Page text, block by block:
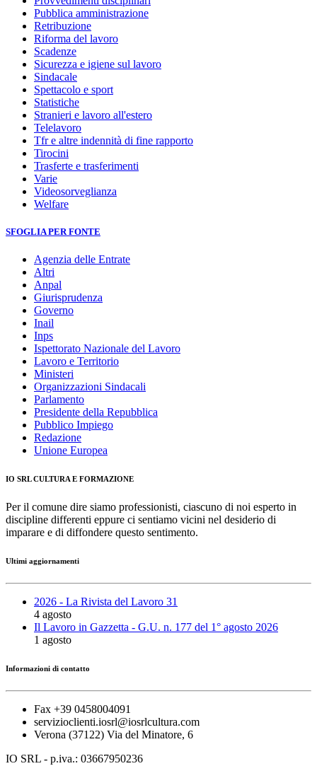
Pubblica amministrazione
Retribuzione
Riforma del lavoro
Scadenze
Sicurezza e igiene sul lavoro
Sindacale
Spettacolo e sport
Statistiche
Stranieri e lavoro all'estero
Telelavoro
Tfr e altre indennità di fine rapporto
Tirocini
Trasferte e trasferimenti
Varie
Videosorveglianza
Welfare
SFOGLIA PER FONTE
Agenzia delle Entrate
Altri
Anpal
Giurisprudenza
Governo
Inail
Inps
Ispettorato Nazionale del Lavoro
Lavoro e Territorio
Ministeri
Organizzazioni Sindacali
Parlamento
Presidente della Repubblica
Pubblico Impiego
Redazione
Unione Europea
IO SRL CULTURA E FORMAZIONE
Per il comune dire siamo professionisti, ciascuno di noi esperto in
discipline differenti eppure ci sentiamo vicini nel desiderio di
imparare e di diffondere questo sentimento.
Ultimi aggiornamenti
2026 - La Rivista del Lavoro 31
4 agosto
Il Lavoro in Gazzetta - G.U. n. 177 del 1° agosto 2026
1 agosto
Informazioni di contatto
Fax +39 0458004091
servizioclienti.iosrl@iosrlcultura.com
Verona (37122) Via del Minatore, 6
IO SRL - p.iva.: 03667950236